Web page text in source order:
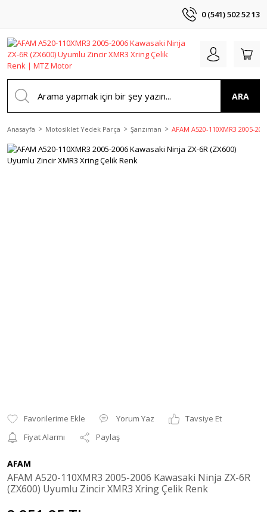
0 (541) 502 52 13
ARA
Anasayfa Motosiklet Yedek Parça Şanzıman AFAM A520-110XMR3 2005-
Yorum Yaz
Tavsiye Et
Fiyat Alarmı
Paylaş
AFAM
AFAM A520-110XMR3 2005-2006 Kawasaki Ninja ZX-6R
(ZX600) Uyumlu Zincir XMR3 Xring Çelik Renk